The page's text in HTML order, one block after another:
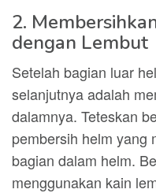
2.
dengan Lembut
Setelah bagian luar
selanjutnya adalah
dalamnya. Teteskan
pembersih helm yang
bagian dalam helm.
menggunakan kain